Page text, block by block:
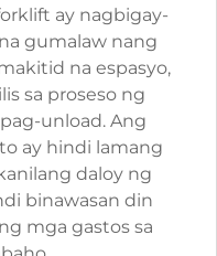
ay nagbigay-
gumalaw nang
na espasyo,
sa proseso ng
unload. Ang
ay hindi lamang
daloy ng
binawasan din
mga gastos sa